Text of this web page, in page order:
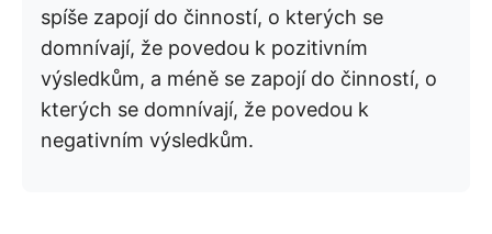
spíše zapojí do činností, o kterých se
domnívají, že povedou k pozitivním
výsledkům, a méně se zapojí do činností, o
kterých se domnívají, že povedou k
negativním výsledkům.